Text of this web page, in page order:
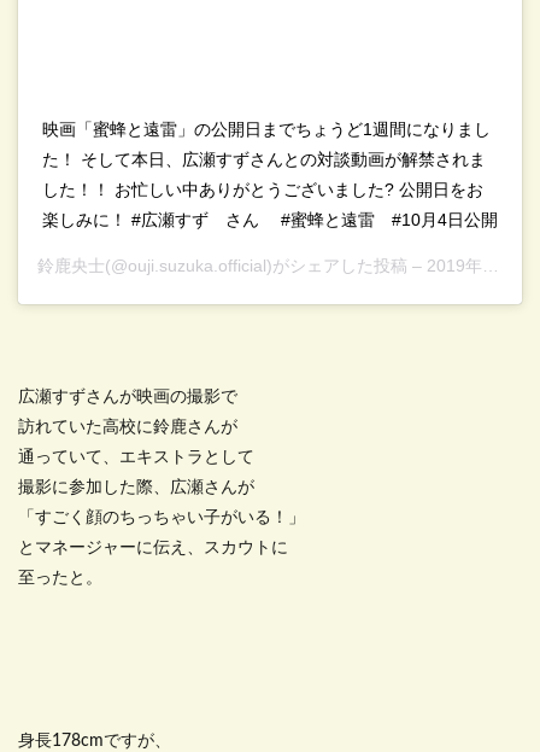
映画「蜜蜂と遠雷」の公開日までちょうど1週間になりまし
た！ そして本日、広瀬すずさんとの対談動画が解禁されま
した！！ お忙しい中ありがとうございました? 公開日をお
楽しみに！ #広瀬すず さん #蜜蜂と遠雷 #10月4日公開
鈴鹿央士(@ouji.suzuka.official)がシェアした投稿 – 2019年 9月月27日午前5時26分PDT
広瀬すずさんが映画の撮影で
訪れていた高校に鈴鹿さんが
通っていて、エキストラとして
撮影に参加した際、広瀬さんが
「すごく顔のちっちゃい子がいる！」
とマネージャーに伝え、スカウトに
至ったと。
身長178cmですが、